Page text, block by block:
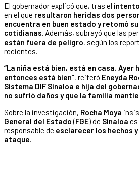
El gobernador explicó que, tras el
en el que resultaron heridas dos
encuentra en buen estado y retomó
cotidianas. Además, subrayó que las
están fuera de peligro, según los
recientes.
“La niña está bien, está en casa. Ayer
entonces está bien”, reiteró Eneyda
Sistema DIF Sinaloa e hija del
no sufrió daños y que la familia
Sobre la investigación, Rocha Moya
General del Estado(FGE) de Sinaloa
responsable de esclarecer los hechos
ataque.